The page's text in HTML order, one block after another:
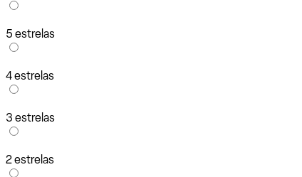
5 estrelas
4 estrelas
3 estrelas
2 estrelas